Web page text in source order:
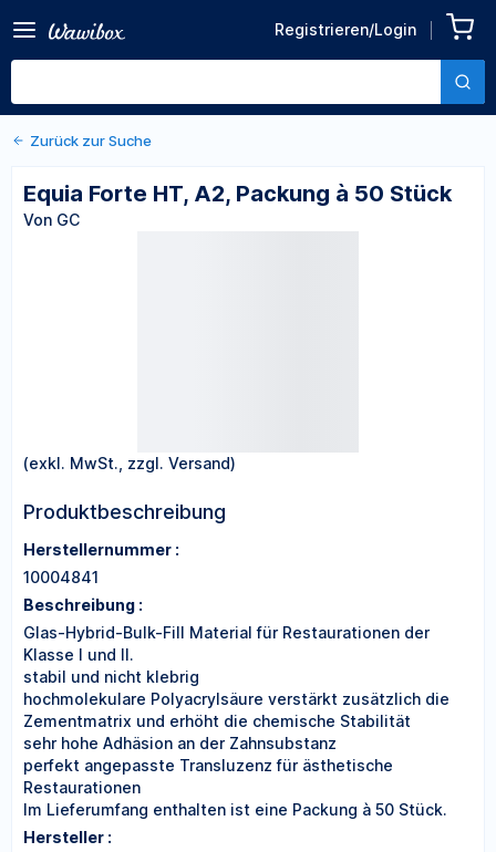
Registrieren/Login
à 50 Stück
Von GC
Zurück zu den Produktdetails
Zurück zur Suche
Equia Forte HT, A2, Packung à 50 Stück
Von GC
(exkl. MwSt., zzgl. Versand)
Produktbeschreibung
Herstellernummer :
10004841
Beschreibung :
Glas-Hybrid-Bulk-Fill Material für Restaurationen der
Klasse I und II.
stabil und nicht klebrig
hochmolekulare Polyacrylsäure verstärkt zusätzlich die
Zementmatrix und erhöht die chemische Stabilität
sehr hohe Adhäsion an der Zahnsubstanz
perfekt angepasste Transluzenz für ästhetische
Restaurationen
Im Lieferumfang enthalten ist eine Packung à 50 Stück.
Hersteller :